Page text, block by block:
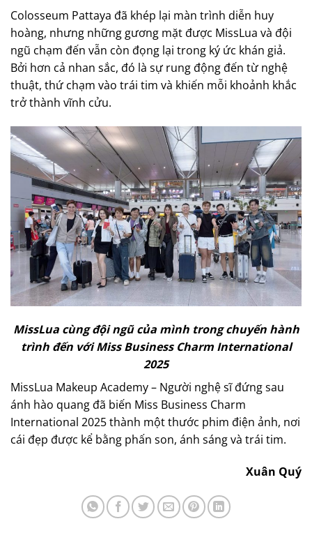
Colosseum Pattaya đã khép lại màn trình diễn huy
hoàng, nhưng những gương mặt được MissLua và đội
ngũ chạm đến vẫn còn đọng lại trong ký ức khán giả.
Bởi hơn cả nhan sắc, đó là sự rung động đến từ nghệ
thuật, thứ chạm vào trái tim và khiến mỗi khoảnh khắc
trở thành vĩnh cửu.
MissLua cùng đội ngũ của mình trong chuyến hành
trình đến với Miss Business Charm International
2025
MissLua Makeup Academy – Người nghệ sĩ đứng sau
ánh hào quang đã biến Miss Business Charm
International 2025 thành một thước phim điện ảnh, nơi
cái đẹp được kể bằng phấn son, ánh sáng và trái tim.
Xuân Quý